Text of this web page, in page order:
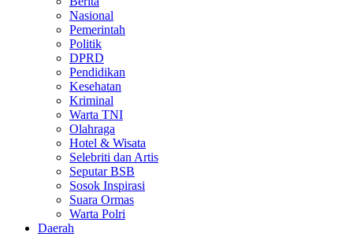
Nasional
Pemerintah
Politik
DPRD
Pendidikan
Kesehatan
Kriminal
Warta TNI
Olahraga
Hotel & Wisata
Selebriti dan Artis
Seputar BSB
Sosok Inspirasi
Suara Ormas
Warta Polri
Daerah